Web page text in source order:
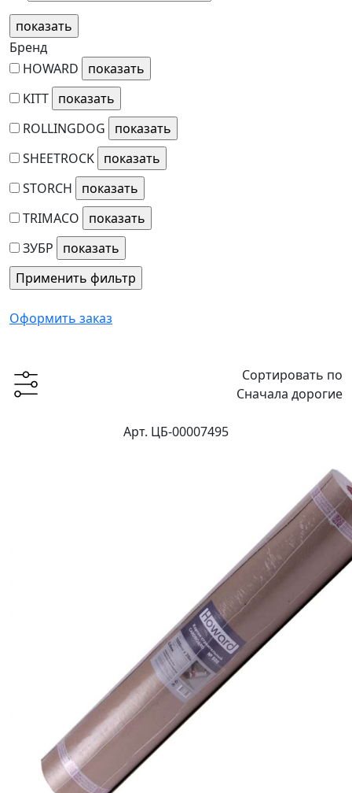
Бренд
HOWARD
KITT
ROLLINGDOG
SHEETROCK
STORCH
TRIMACO
ЗУБР
Оформить заказ
Сортировать по
Сначала дорогие
Арт. ЦБ-00007495